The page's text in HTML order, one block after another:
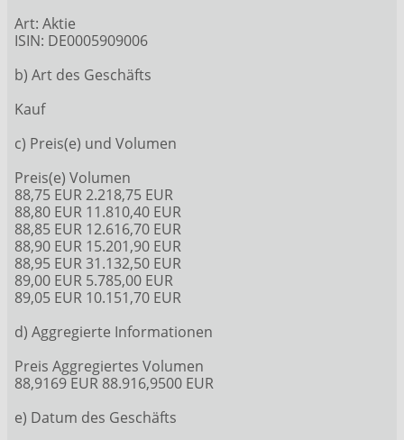
Art: Aktie
ISIN: DE0005909006
b) Art des Geschäfts
Kauf
c) Preis(e) und Volumen
Preis(e) Volumen
88,75 EUR 2.218,75 EUR
88,80 EUR 11.810,40 EUR
88,85 EUR 12.616,70 EUR
88,90 EUR 15.201,90 EUR
88,95 EUR 31.132,50 EUR
89,00 EUR 5.785,00 EUR
89,05 EUR 10.151,70 EUR
d) Aggregierte Informationen
Preis Aggregiertes Volumen
88,9169 EUR 88.916,9500 EUR
e) Datum des Geschäfts